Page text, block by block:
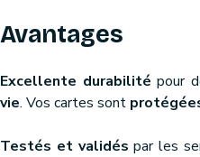
Avantages
Excellente durabilité pour
vie. Vos cartes sont
Testés et validés par les